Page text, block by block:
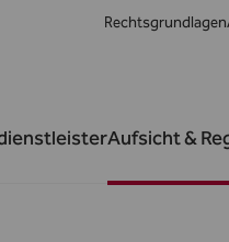
Rechtsgrundlagen
Aufsicht &